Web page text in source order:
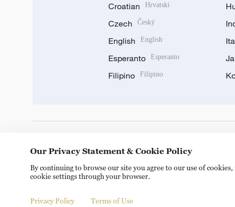
Croatian Hrvatski
Czech Český
English English
Esperanto Esperanto
Filipino Filipino
Copyright © 2024 CGTN. 京ICP备20000184号
Our Privacy Statement & Cookie Policy
By continuing to browse our site you agree to our use of
cookie settings through your browser.
Privacy Policy Terms of Use